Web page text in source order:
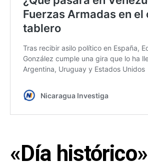
«Día histórico»